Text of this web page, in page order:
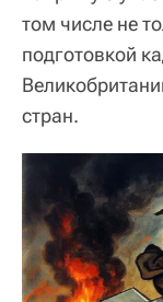
том числе не
подготовкой
стран.